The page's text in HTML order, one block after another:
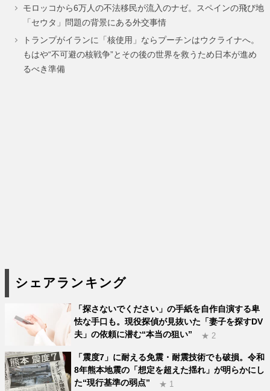
ー
ジ
ー
ジ
ー
ジ
ー
ジ
ー
ジ
ー
ジ
モロッコから6万人の不法移民が流入のナゼ。スペインの飛び地
「セウタ」問題の背景にある外交事情
トランプがイランに「核使用」ならプーチンはウクライナへ。
もはや“不可避の核戦争”とその後の世界を救うため日本が進め
るべき準備
シェアランキング
「探さないでください」の手紙を自作自演する卑
怯な手口も。現役探偵が見抜いた「妻子を探すDV
夫」の依頼に潜む“本当の狙い”
★ 2
「震度7」に耐える免震・耐震技術でも破損。令和
8年熊本地震の「想定を超えた揺れ」が明らかにし
た“現行基準の弱点”
★ 1